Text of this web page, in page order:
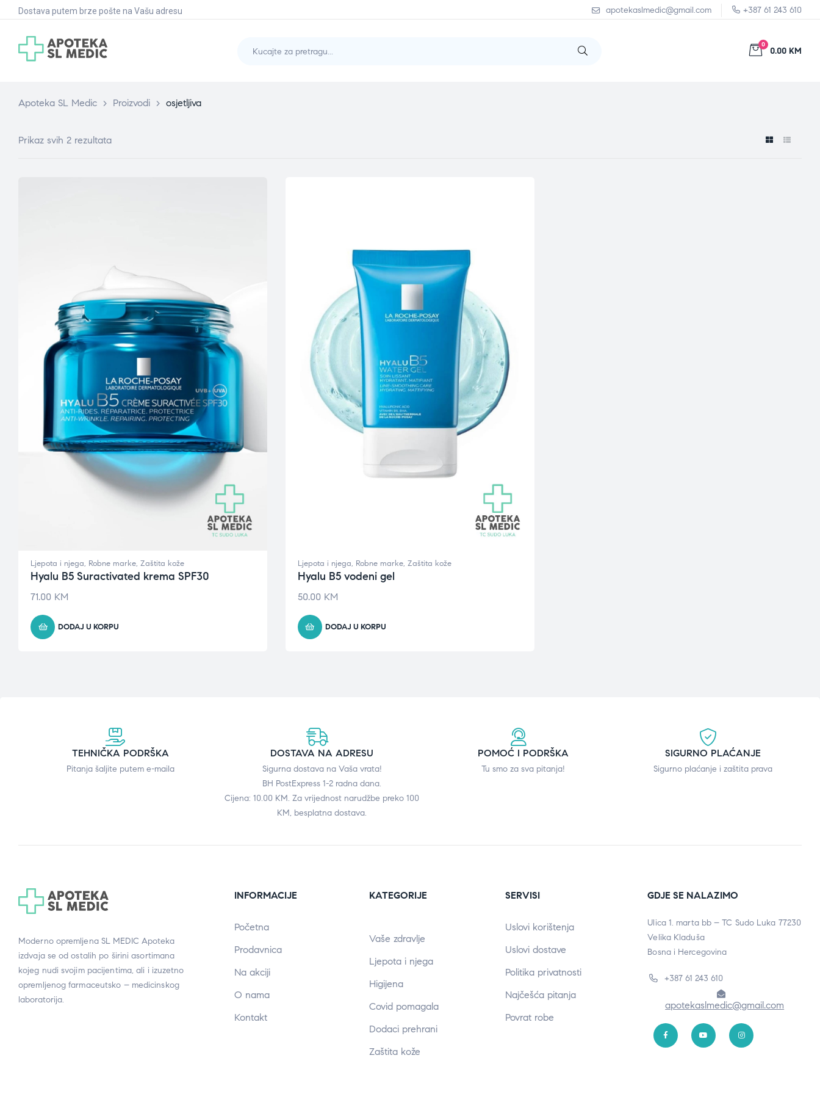
Dostava putem brze pošte na Vašu adresu apotekaslmedic@gmail.com +387 61 243 610
0
0.00 KM
Apoteka SL Medic > Proizvodi > osjetljiva
Prikaz svih 2 rezultata
Ljepota i njega, Robne marke, Zaštita kože
Hyalu B5 Suractivated krema SPF30
71.00 KM
DODAJ U KORPU
Ljepota i njega, Robne marke, Zaštita kože
Hyalu B5 vodeni gel
50.00 KM
DODAJ U KORPU
TEHNIČKA PODRŠKA
Pitanja šaljite putem e-maila
DOSTAVA NA ADRESU
Sigurna dostava na Vaša vrata!
BH PostExpress 1-2 radna dana.
Cijena: 10.00 KM. Za vrijednost narudžbe preko 100
KM, besplatna dostava.
POMOĆ I PODRŠKA
Tu smo za sva pitanja!
SIGURNO PLAĆANJE
Sigurno plaćanje i zaštita prava
Moderno opremljena SL MEDIC Apoteka
izdvaja se od ostalih po širini asortimana
kojeg nudi svojim pacijentima, ali i izuzetno
opremljenog farmaceutsko – medicinskog
laboratorija.
INFORMACIJE
Početna
Prodavnica
Na akciji
O nama
Kontakt
KATEGORIJE
Vaše zdravlje
Ljepota i njega
Higijena
Covid pomagala
Dodaci prehrani
Zaštita kože
SERVISI
Uslovi korištenja
Uslovi dostave
Politika privatnosti
Najčešća pitanja
Povrat robe
GDJE SE NALAZIMO
Ulica 1. marta bb – TC Sudo Luka 77230
Velika Kladuša
Bosna i Hercegovina
+387 61 243 610
apotekaslmedic@gmail.com